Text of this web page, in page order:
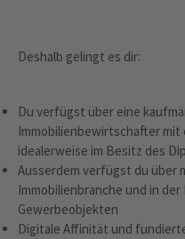
Deshalb gelingt es dir:
Du verfügst über eine
Immobilienbewirtschafter mit
idealerweise im Besitz des
Ausserdem verfügst du über
Immobilienbranche und in
Gewerbeobjekten
Digitale Affinität und